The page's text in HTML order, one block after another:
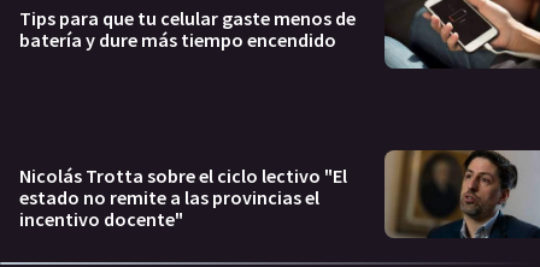
Tips para que tu celular gaste menos de
batería y dure más tiempo encendido
Nicolás Trotta sobre el ciclo lectivo "El
estado no remite a las provincias el
incentivo docente"